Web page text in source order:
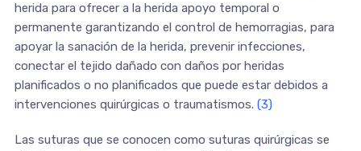
herida para ofrecer a la herida apoyo temporal o
permanente garantizando el control de hemorragias, para
apoyar la sanación de la herida, prevenir infecciones,
conectar el tejido dañado con daños por heridas
planificados o no planificados que puede estar debidos a
intervenciones quirúrgicas o traumatismos. (3)
Las suturas que se conocen como suturas quirúrgicas se